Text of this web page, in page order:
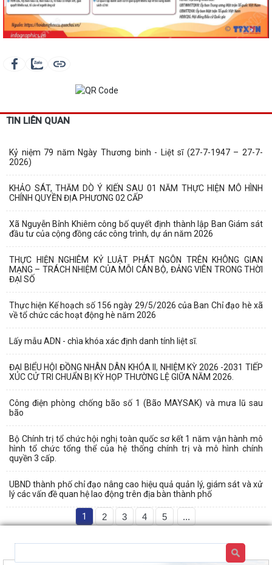
TIN LIÊN QUAN
Kỷ niệm 79 năm Ngày Thương binh - Liệt sĩ (27-7-1947 – 27-7-
2026)
KHẢO SÁT, THĂM DÒ Ý KIẾN SAU 01 NĂM THỰC HIỆN MÔ HÌNH
CHÍNH QUYỀN ĐỊA PHƯƠNG 02 CẤP
Xã Nguyễn Bỉnh Khiêm công bố quyết định thành lập Ban Giám sát
đầu tư của cộng đồng các công trình, dự án năm 2026
THỰC HIỆN NGHIÊM KỶ LUẬT PHÁT NGÔN TRÊN KHÔNG GIAN
MẠNG – TRÁCH NHIỆM CỦA MỖI CÁN BỘ, ĐẢNG VIÊN TRONG THỜI
ĐẠI SỐ
Thực hiện Kế hoạch số 156 ngày 29/5/2026 của Ban Chỉ đạo hè xã
về tổ chức các hoạt động hè năm 2026
Lấy mẫu ADN - chìa khóa xác định danh tính liệt sĩ.
ĐẠI BIỂU HỘI ĐỒNG NHÂN DÂN KHÓA II, NHIỆM KỲ 2026 -2031 TIẾP
XÚC CỬ TRI CHUẨN BỊ KỲ HỌP THƯỜNG LỆ GIỮA NĂM 2026.
Công điện phòng chống bão số 1 (Bão MAYSAK) và mưa lũ sau
bão
Bộ Chính trị tổ chức hội nghị toàn quốc sơ kết 1 năm vận hành mô
hình tổ chức tổng thể của hệ thống chính trị và mô hình chính
quyền 3 cấp.
UBND thành phố chỉ đạo nâng cao hiệu quả quản lý, giám sát và xử
lý các vấn đề quan hệ lao động trên địa bàn thành phố
1 2 3 4 5 ...